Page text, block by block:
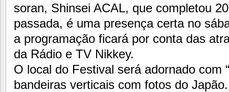
soran, Shinsei ACAL, que completou
passada, é uma presença certa no
a programação ficará por conta das
da Rádio e TV Nikkey.
O local do Festival será adornado com
bandeiras verticais com fotos do Japão.